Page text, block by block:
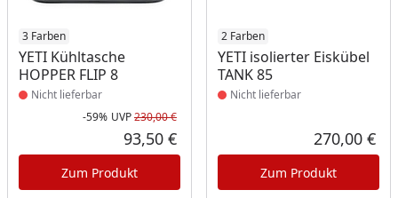
3 Farben
YETI Kühltasche
HOPPER FLIP 8
Produkt nicht lieferbar
Nicht lieferbar
Rabatt in Prozent
-59%
Ursprünglicher Preis
UVP230,00 €
Aktueller Preis
93,50 €
Zum Produkt
2 Farben
YETI isolierter Eiskübel
TANK 85
Produkt nicht lieferbar
Nicht lieferbar
270,00 €
Zum Produkt